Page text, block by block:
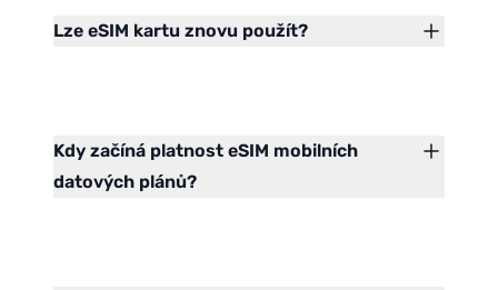
Lze eSIM kartu znovu použít?
Kdy začíná platnost eSIM mobilních
datových plánů?